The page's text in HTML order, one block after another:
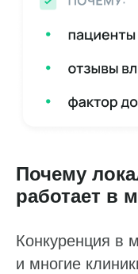
Почему
работает в
Конкуренция в
и многие